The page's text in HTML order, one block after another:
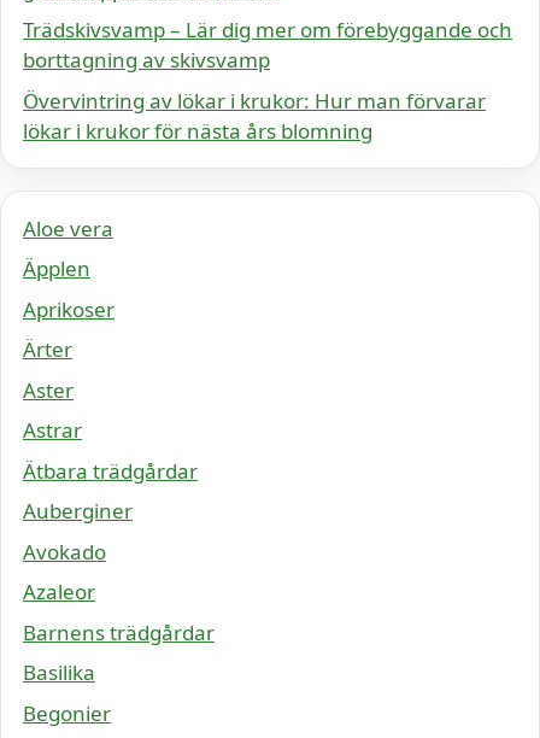
Trädskivsvamp – Lär dig mer om förebyggande och
borttagning av skivsvamp
Övervintring av lökar i krukor: Hur man förvarar
lökar i krukor för nästa års blomning
Aloe vera
Äpplen
Aprikoser
Ärter
Aster
Astrar
Ätbara trädgårdar
Auberginer
Avokado
Azaleor
Barnens trädgårdar
Basilika
Begonier